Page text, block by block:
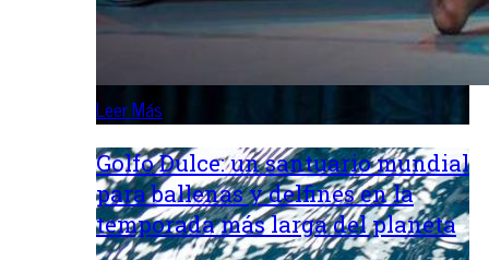
Leer Más
Golfo Dulce: un santuario mundial
para ballenas y delfines en la
temporada más larga del planeta